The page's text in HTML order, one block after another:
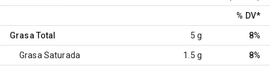
% DV*
Grasa Total 5 g 8%
Grasa Saturada 1.5 g 8%